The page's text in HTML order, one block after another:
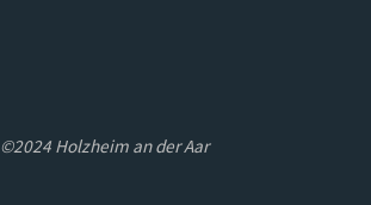
©2024 Holzheim an der Aar